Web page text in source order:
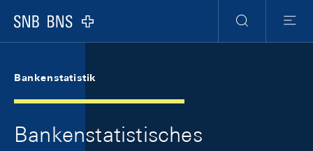
Logo
Suche
Menu
Bankenstatistik
Bankenstatistisches